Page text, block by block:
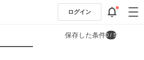
ログイン
保存した条件0 / 5